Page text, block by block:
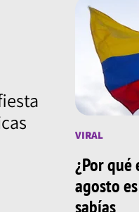
VIRAL
¿Por qué
agosto
sabías